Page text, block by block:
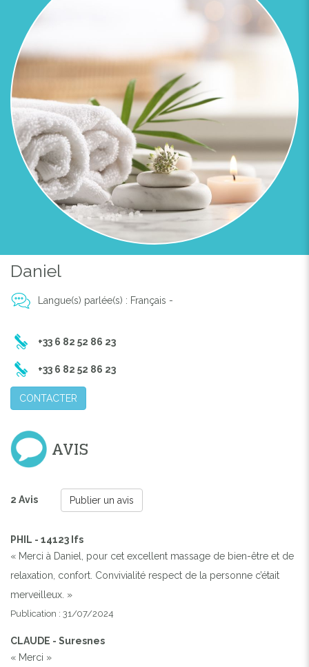
Previous
Daniel
Langue(s) parlée(s) : Français -
+33 6 82 52 86 23
+33 6 82 52 86 23
CONTACTER
AVIS
2 Avis Publier un avis
PHIL - 14123 Ifs
« Merci à Daniel, pour cet excellent massage de bien-être et de
relaxation, confort. Convivialité respect de la personne c’était
merveilleux. »
Publication : 31/07/2024
CLAUDE - Suresnes
« Merci »